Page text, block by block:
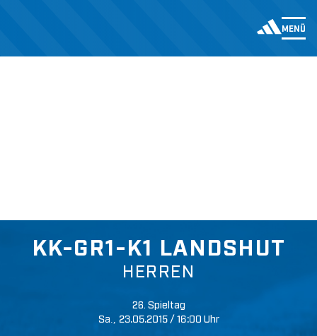
MENÜ
KK-GR1-K1 LANDSHUT
HERREN
26. Spieltag
., / Uhr